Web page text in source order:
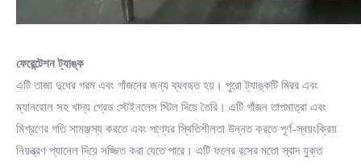
ফেরেন্টেশন ট্যাঙ্ক
এটি তাজা দুধের গরম এবং গাঁজনের জন্য ব্যবহৃত হয়। পুরো ট্যাঙ্কটি মিরর এবং
ম্যানহোল সহ খাদ্য গ্রেড স্টেইনলেস স্টিল দিয়ে তৈরি। এটি গাঁজন তাপমাত্রা এবং
মিশ্রণের গতি সামঞ্জস্য করতে এবং পণ্যের স্থিতিশীলতা উন্নত করতে পূর্ণ-স্বয়ংক্রিয়
নিয়ন্ত্রণ প্যানেল দিয়ে সজ্জিত করা যেতে পারে। এটি ফলের রসের মতো স্বাদ যুক্ত